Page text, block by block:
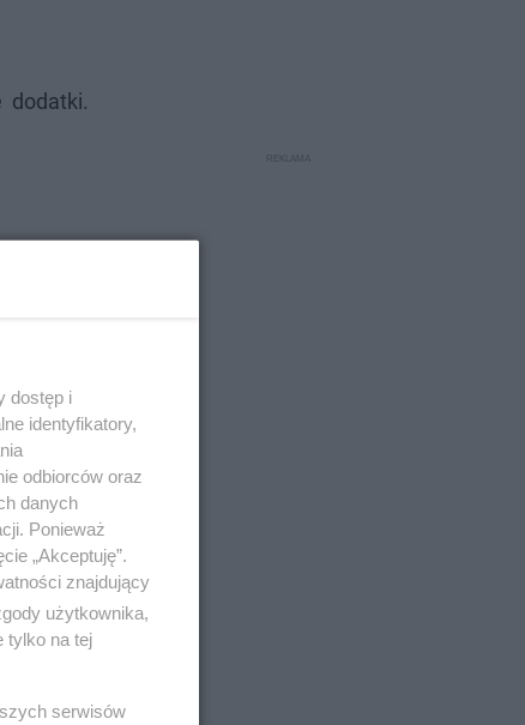
dodatki.
dostęp i
identyfikatory,
odbiorców oraz
danych
Ponieważ
„Akceptuję”.
znajdujący
użytkownika,
tylko na tej
serwisów